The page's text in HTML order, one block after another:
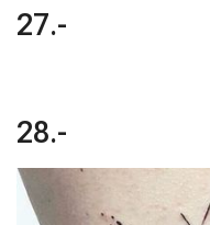
27.-
28.-